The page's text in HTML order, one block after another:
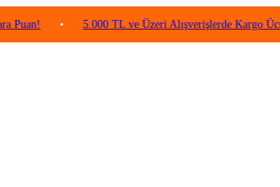
• 5.000 TL ve Üzeri Alışverişlerde Kargo Ücretsiz!